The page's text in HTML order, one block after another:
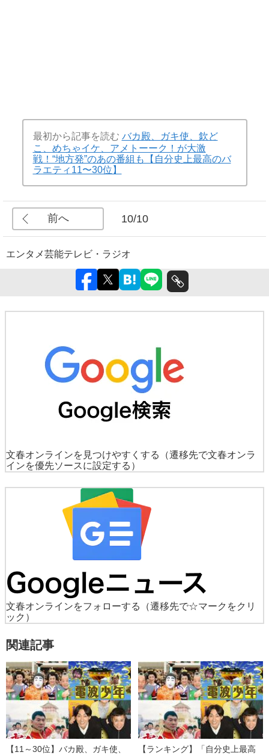
最初から記事を読む バカ殿、ガキ使、欽ど
こ、めちゃイケ、アメトーーク！が大激
戦！“地方発”のあの番組も【自分史上最高のバ
ラエティ11〜30位】
前へ 10/10
エンタメ芸能テレビ・ラジオ
文春オンラインを見つけやすくする
（遷移先で文春オンラ
インを優先ソースに設定する）
文春オンラインをフォローする
（遷移先で☆マークをクリ
ック）
関連記事
【11～30位】バカ殿、ガキ使、
【ランキング】「自分史上最高